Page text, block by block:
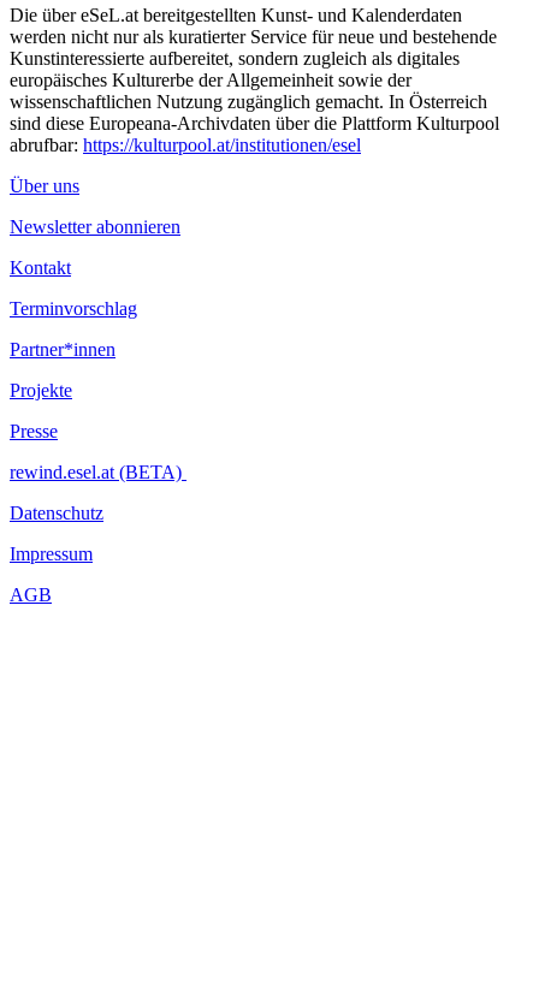
Die über eSeL.at bereitgestellten Kunst- und Kalenderdaten
werden nicht nur als kuratierter Service für neue und bestehende
Kunstinteressierte aufbereitet, sondern zugleich als digitales
europäisches Kulturerbe der Allgemeinheit sowie der
wissenschaftlichen Nutzung zugänglich gemacht. In Österreich
sind diese Europeana-Archivdaten über die Plattform Kulturpool
abrufbar: https://kulturpool.at/institutionen/esel
Über uns
Newsletter abonnieren
Kontakt
Terminvorschlag
Partner*innen
Projekte
Presse
rewind.esel.at (BETA)
Datenschutz
Impressum
AGB